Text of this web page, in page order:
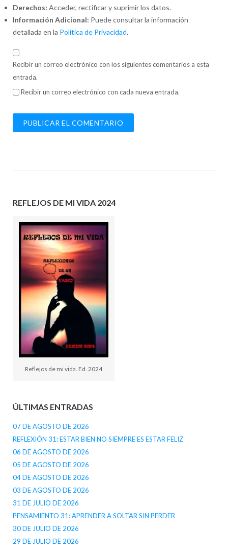
Derechos: Acceder, rectificar y suprimir los datos.
Información Adicional: Puede consultar la información
detallada en la Política de Privacidad.
Recibir un correo electrónico con los siguientes comentarios a esta
entrada.
Recibir un correo electrónico con cada nueva entrada.
REFLEJOS DE MI VIDA 2024
Reflejos de mi vida. Ed. 2024
ÚLTIMAS ENTRADAS
07 DE AGOSTO DE 2026
REFLEXIÓN 31: ESTAR BIEN NO SIEMPRE ES ESTAR FELIZ
06 DE AGOSTO DE 2026
05 DE AGOSTO DE 2026
04 DE AGOSTO DE 2026
03 DE AGOSTO DE 2026
31 DE JULIO DE 2026
PENSAMIENTO 31: APRENDER A SOLTAR SIN PERDER
30 DE JULIO DE 2026
29 DE JULIO DE 2026